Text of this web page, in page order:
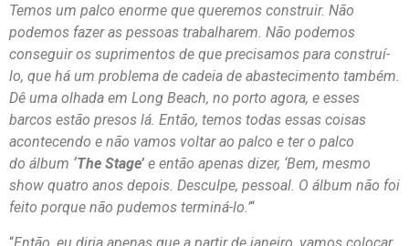
Temos um palco enorme que queremos construir. Não
podemos fazer as pessoas trabalharem. Não podemos
conseguir os suprimentos de que precisamos para construí-
lo, que há um problema de cadeia de abastecimento também.
Dê uma olhada em Long Beach, no porto agora, e esses
barcos estão presos lá. Então, temos todas essas coisas
acontecendo e não vamos voltar ao palco e ter o palco
do álbum ‘The Stage’ e então apenas dizer, ‘Bem, mesmo
show quatro anos depois. Desculpe, pessoal. O álbum não foi
feito porque não pudemos terminá-lo.’“